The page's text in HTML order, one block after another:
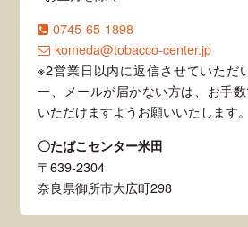
0745-65-1898
komeda@tobacco-center.jp
※2営業日以内に返信させていただ
一、メールが届かない方は、お手
いただけますようお願いいたします。
〇たばこセンター米田
〒639-2304
奈良県御所市大広町298